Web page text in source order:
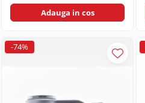
Huse si protectii pentru Nothing
Phone
Huse si protectii pentru Nothing
Phone 1
Huse si protectii pentru Nothing
Adauga in cos
-74%